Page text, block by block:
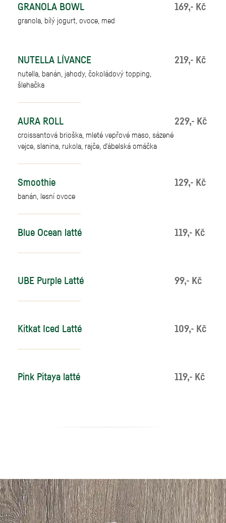
GRANOLA BOWL
granola, bílý jogurt, ovoce, med
169,- Kč
NUTELLA LÍVANCE
nutella, banán, jahody, čokoládový topping,
šlehačka
219,- Kč
AURA ROLL
croissantová brioška, mleté vepřové maso, sázené
vejce, slanina, rukola, rajče, ďábelská omáčka
229,- Kč
Smoothie
banán, lesní ovoce
129,- Kč
Blue Ocean latté 119,- Kč
UBE Purple Latté 99,- Kč
Kitkat Iced Latté 109,- Kč
Pink Pitaya latté 119,- Kč